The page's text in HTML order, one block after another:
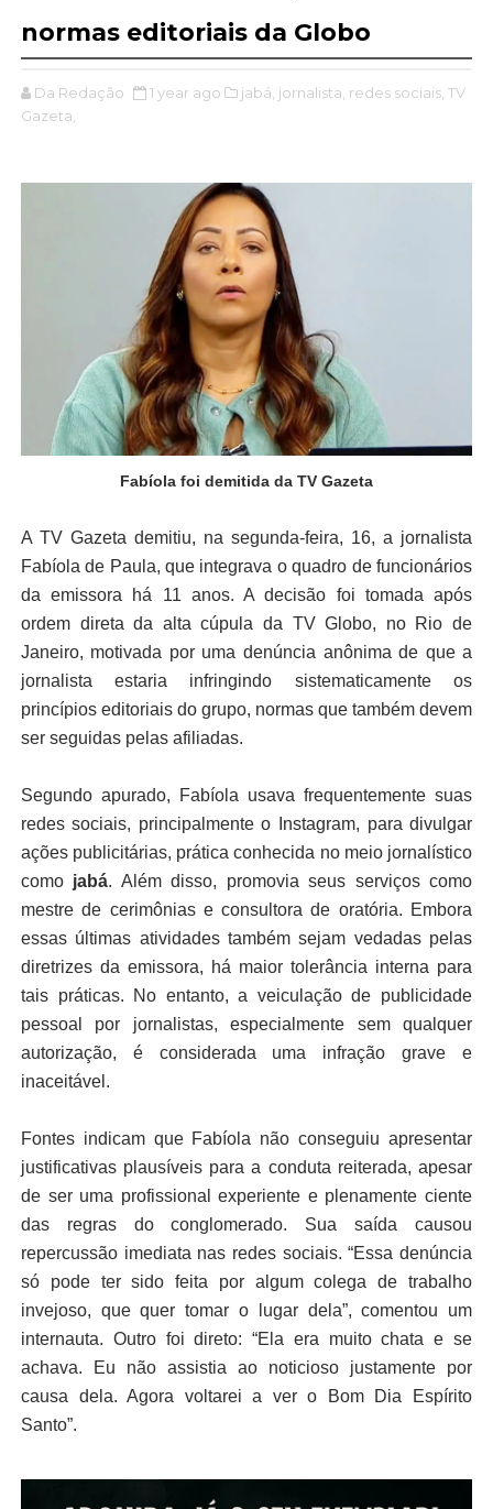
normas editoriais da Globo
Da Redação 1 year ago jabá, jornalista, redes sociais, TV
Gazeta,
Fabíola foi demitida da TV Gazeta
A TV Gazeta demitiu, na segunda-feira, 16, a jornalista
Fabíola de Paula, que integrava o quadro de funcionários
da emissora há 11 anos. A decisão foi tomada após
ordem direta da alta cúpula da TV Globo, no Rio de
Janeiro, motivada por uma denúncia anônima de que a
jornalista estaria infringindo sistematicamente os
princípios editoriais do grupo, normas que também devem
ser seguidas pelas afiliadas.
Segundo apurado, Fabíola usava frequentemente suas
redes sociais, principalmente o Instagram, para divulgar
ações publicitárias, prática conhecida no meio jornalístico
como jabá. Além disso, promovia seus serviços como
mestre de cerimônias e consultora de oratória. Embora
essas últimas atividades também sejam vedadas pelas
diretrizes da emissora, há maior tolerância interna para
tais práticas. No entanto, a veiculação de publicidade
pessoal por jornalistas, especialmente sem qualquer
autorização, é considerada uma infração grave e
inaceitável.
Fontes indicam que Fabíola não conseguiu apresentar
justificativas plausíveis para a conduta reiterada, apesar
de ser uma profissional experiente e plenamente ciente
das regras do conglomerado. Sua saída causou
repercussão imediata nas redes sociais. “Essa denúncia
só pode ter sido feita por algum colega de trabalho
invejoso, que quer tomar o lugar dela”, comentou um
internauta. Outro foi direto: “Ela era muito chata e se
achava. Eu não assistia ao noticioso justamente por
causa dela. Agora voltarei a ver o Bom Dia Espírito
Santo”.